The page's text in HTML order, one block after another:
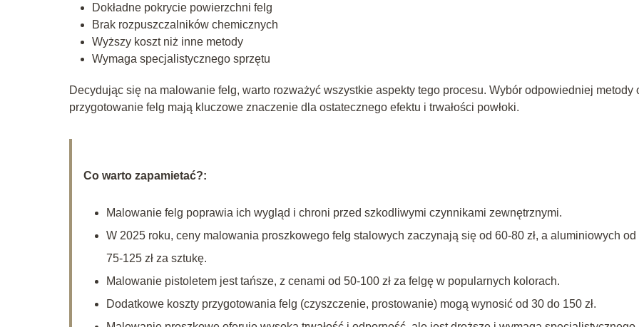
Dokładne pokrycie powierzchni felg
Brak rozpuszczalników chemicznych
Wyższy koszt niż inne metody
Wymaga specjalistycznego sprzętu
Decydując się na malowanie felg, warto rozważyć wszystkie aspekty tego procesu. Wybór odpowiedniej metody
przygotowanie felg mają kluczowe znaczenie dla ostatecznego efektu i trwałości powłoki.
Co warto zapamietać?:
Malowanie felg poprawia ich wygląd i chroni przed szkodliwymi czynnikami zewnętrznymi.
W 2025 roku, ceny malowania proszkowego felg stalowych zaczynają się od 60-80 zł, a aluminiowych od
75-125 zł za sztukę.
Malowanie pistoletem jest tańsze, z cenami od 50-100 zł za felgę w popularnych kolorach.
Dodatkowe koszty przygotowania felg (czyszczenie, prostowanie) mogą wynosić od 30 do 150 zł.